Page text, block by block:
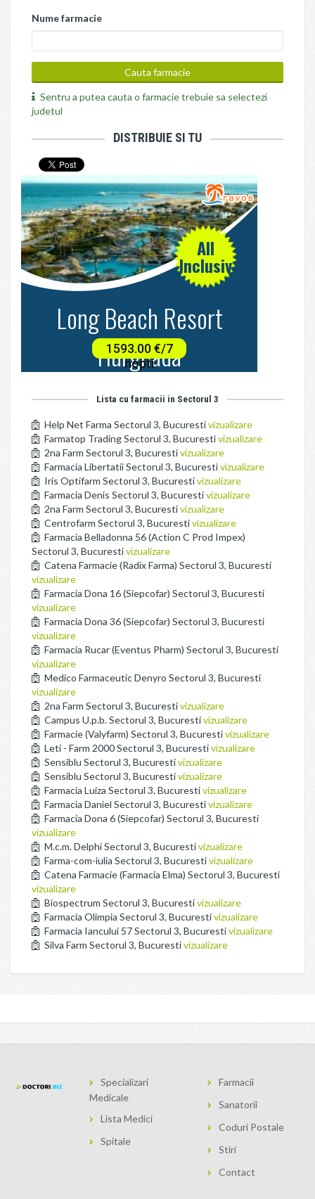
Nume farmacie
Sentru a putea cauta o farmacie trebuie sa selectezi
judetul
DISTRIBUIE SI TU
Lista cu farmacii in Sectorul 3
Help Net Farma Sectorul 3, Bucurestivizualizare
Farmatop Trading Sectorul 3, Bucurestivizualizare
2na Farm Sectorul 3, Bucurestivizualizare
Farmacia Libertatii Sectorul 3, Bucurestivizualizare
Iris Optifarm Sectorul 3, Bucurestivizualizare
Farmacia Denis Sectorul 3, Bucurestivizualizare
2na Farm Sectorul 3, Bucurestivizualizare
Centrofarm Sectorul 3, Bucurestivizualizare
Farmacia Belladonna 56 (Action C Prod Impex)
Sectorul 3, Bucurestivizualizare
Catena Farmacie (Radix Farma) Sectorul 3, Bucuresti
vizualizare
Farmacia Dona 16 (Siepcofar) Sectorul 3, Bucuresti
vizualizare
Farmacia Dona 36 (Siepcofar) Sectorul 3, Bucuresti
vizualizare
Farmacia Rucar (Eventus Pharm) Sectorul 3, Bucuresti
vizualizare
Medico Farmaceutic Denyro Sectorul 3, Bucuresti
vizualizare
2na Farm Sectorul 3, Bucurestivizualizare
Campus U.p.b. Sectorul 3, Bucurestivizualizare
Farmacie (Valyfarm) Sectorul 3, Bucurestivizualizare
Leti - Farm 2000 Sectorul 3, Bucurestivizualizare
Sensiblu Sectorul 3, Bucurestivizualizare
Sensiblu Sectorul 3, Bucurestivizualizare
Farmacia Luiza Sectorul 3, Bucurestivizualizare
Farmacia Daniel Sectorul 3, Bucurestivizualizare
Farmacia Dona 6 (Siepcofar) Sectorul 3, Bucuresti
vizualizare
M.c.m. Delphi Sectorul 3, Bucurestivizualizare
Farma-com-iulia Sectorul 3, Bucurestivizualizare
Catena Farmacie (Farmacia Elma) Sectorul 3, Bucuresti
vizualizare
Biospectrum Sectorul 3, Bucurestivizualizare
Farmacia Olimpia Sectorul 3, Bucurestivizualizare
Farmacia Iancului 57 Sectorul 3, Bucurestivizualizare
Silva Farm Sectorul 3, Bucurestivizualizare
Specializari
Medicale
Lista Medici
Spitale
Farmacii
Sanatorii
Coduri Postale
Stiri
Contact